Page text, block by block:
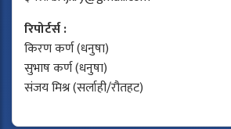
रिपोर्टर्स :
किरण कर्ण (धनुषा)
सुभाष कर्ण (धनुषा)
संजय मिश्र (सर्लाही/रौतहट)